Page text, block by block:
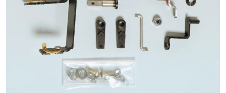
Motor/Styring
Fortøyning
Fritid/Sikkerhet